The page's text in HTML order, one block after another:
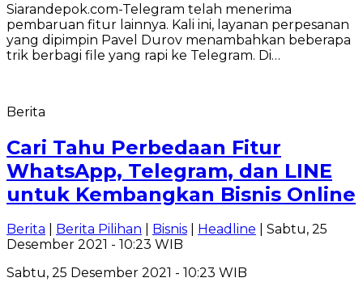
Siarandepok.com-Telegram telah menerima
pembaruan fitur lainnya. Kali ini, layanan perpesanan
yang dipimpin Pavel Durov menambahkan beberapa
trik berbagi file yang rapi ke Telegram. Di…
Berita
Cari Tahu Perbedaan Fitur
WhatsApp, Telegram, dan LINE
untuk Kembangkan Bisnis Online
Berita Berita Pilihan Bisnis Headline | Sabtu, 25
Desember 2021 - 10:23 WIB
Sabtu, 25 Desember 2021 - 10:23 WIB